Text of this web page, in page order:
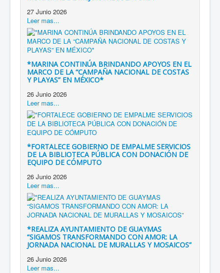
27 Junio 2026
Leer mas...
*MARINA CONTINÚA BRINDANDO APOYOS EN EL
MARCO DE LA “CAMPAÑA NACIONAL DE COSTAS
Y PLAYAS” EN MÉXICO*
26 Junio 2026
Leer mas...
*FORTALECE GOBIERNO DE EMPALME SERVICIOS
DE LA BIBLIOTECA PÚBLICA CON DONACIÓN DE
EQUIPO DE CÓMPUTO
26 Junio 2026
Leer mas...
*REALIZA AYUNTAMIENTO DE GUAYMAS
“SIGAMOS TRANSFORMANDO CON AMOR: LA
JORNADA NACIONAL DE MURALLAS Y MOSAICOS”
26 Junio 2026
Leer mas...